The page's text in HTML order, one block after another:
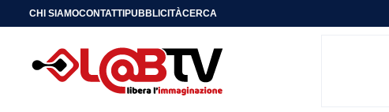
CHI SIAMOCONTATTIPUBBLICITÀCERCA